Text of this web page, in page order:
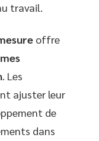
travail.
offre
. Les
ajuster leur
de
dans